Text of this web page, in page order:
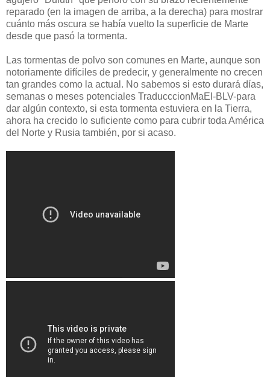
reparado (en la imagen de arriba, a la derecha) para mostrar
cuánto más oscura se había vuelto la superficie de Marte
desde que pasó la tormenta.
Las tormentas de polvo son comunes en Marte, aunque son
notoriamente difíciles de predecir, y generalmente no crecen
tan grandes como la actual. No sabemos si esto durará días,
semanas o meses potenciales TraducccionMaEl-BLV-para
dar algún contexto, si esta tormenta estuviera en la Tierra,
ahora ha crecido lo suficiente como para cubrir toda América
del Norte y Rusia también, por si acaso.